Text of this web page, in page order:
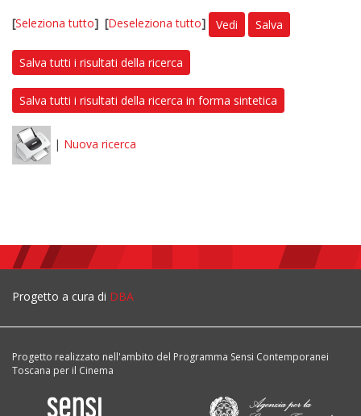
[Seleziona tutto] [Deseleziona tutto] Vedi Salva
Salva tutti i risultati della ricerca
Salva tutti i risultati della ricerca in forma sintetica
| Nuova ricerca
Progetto a cura di DBA
Progetto realizzato nell'ambito del Programma Sensi Contemporanei
Toscana per il Cinema